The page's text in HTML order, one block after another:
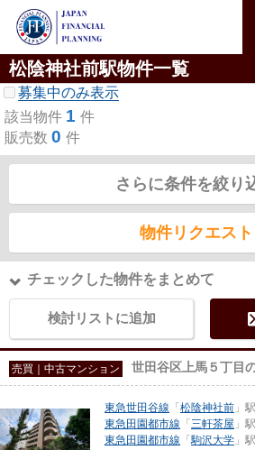
松陰神社前駅物件一覧
募集中のみ表示
該当物件 1 件
販売数 0 件
さらに条件を絞り
物件リクエスト
チェックした物件をまとめて
検討リストに追加
売買｜中古マンション 世田谷区上馬５丁目
東急世田谷線 「松陰神社前 」
東急田園都市線 「三軒茶屋 」
東急田園都市線 「駒沢大学 」